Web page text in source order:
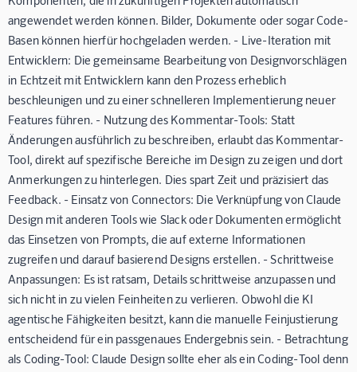
angewendet werden können. Bilder, Dokumente oder sogar Code-
Basen können hierfür hochgeladen werden. - Live-Iteration mit
Entwicklern: Die gemeinsame Bearbeitung von Designvorschlägen
in Echtzeit mit Entwicklern kann den Prozess erheblich
beschleunigen und zu einer schnelleren Implementierung neuer
Features führen. - Nutzung des Kommentar-Tools: Statt
Änderungen ausführlich zu beschreiben, erlaubt das Kommentar-
Tool, direkt auf spezifische Bereiche im Design zu zeigen und dort
Anmerkungen zu hinterlegen. Dies spart Zeit und präzisiert das
Feedback. - Einsatz von Connectors: Die Verknüpfung von Claude
Design mit anderen Tools wie Slack oder Dokumenten ermöglicht
das Einsetzen von Prompts, die auf externe Informationen
zugreifen und darauf basierend Designs erstellen. - Schrittweise
Anpassungen: Es ist ratsam, Details schrittweise anzupassen und
sich nicht in zu vielen Feinheiten zu verlieren. Obwohl die KI
agentische Fähigkeiten besitzt, kann die manuelle Feinjustierung
entscheidend für ein passgenaues Endergebnis sein. - Betrachtung
als Coding-Tool: Claude Design sollte eher als ein Coding-Tool denn